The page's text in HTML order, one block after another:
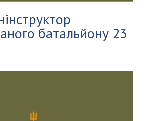
батальйону 23